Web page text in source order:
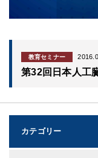
教育セミナー
第32回日本人工
カテゴリー